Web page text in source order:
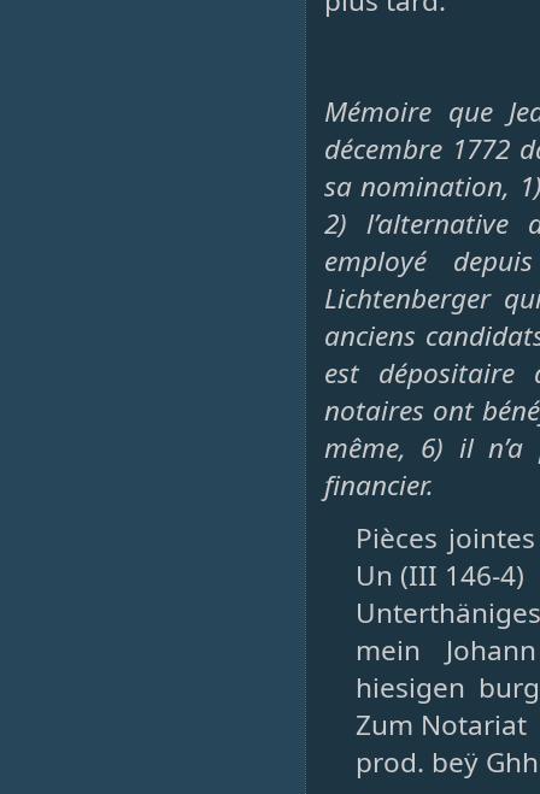
Mémoire que
décembre 1772
sa nomination,
2)
employé
Lichtenberger
anciens
est dépositaire
notaires ont
même, 6) il
financier.
Pièces
Un (III 146-4)
mein
hiesigen
Zum Notariat
prod. beÿ